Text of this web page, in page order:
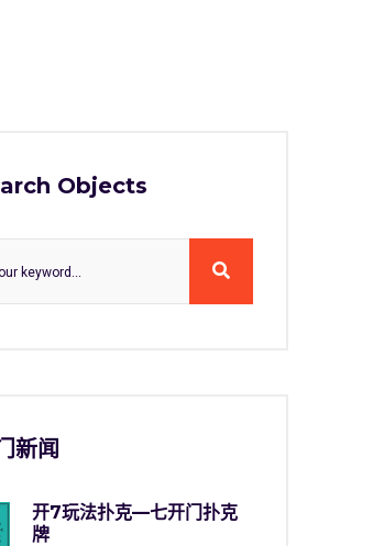
Objects
新闻
开7玩法扑克—七开门扑克
牌